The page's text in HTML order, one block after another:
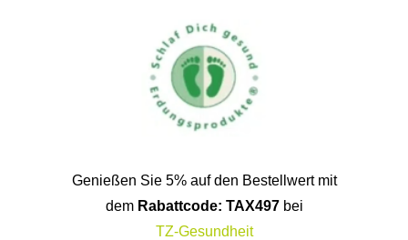
Genießen Sie 5% auf den Bestellwert mit
dem Rabattcode: TAX497 bei
TZ-Gesundheit